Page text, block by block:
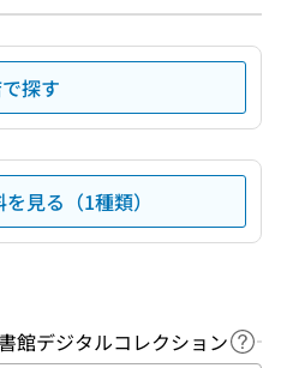
探す
見る（1種類）
館デジタルコレクション ヘ